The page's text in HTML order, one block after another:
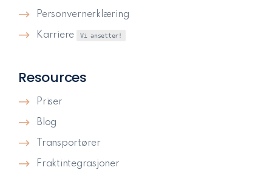
Resources
Priser
Blog
Transportører
Fraktintegrasjoner
Personvernerklæring
Karriere Vi ansetter!